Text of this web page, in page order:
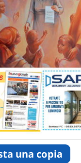
una copia